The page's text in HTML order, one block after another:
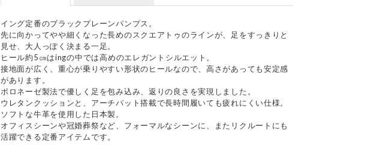
イング定番のブラックプレーンパンプス。
先に向かってやや細くなった長めのスクエアトゥのラインが、足をすっきりと
見せ、大人っぽく決まる一足。
ヒール約5㎝はingの中では高めのエレガントシルエット。
接地面が広く、重心が乗りやすい形状のヒールなので、高さがあっても安定感
があります。
ボロネーゼ製法で優しく足を包み込み、返りの良さを実現しました。
ウレタンクッションと、アーチパット搭載で長時間履いても疲れにくい仕様。
ソフトな牛革を使用した日本製。
オフィスシーンや冠婚葬祭など、フォーマルなシーンに、またリクルートにも
活躍できる定番アイテムです。